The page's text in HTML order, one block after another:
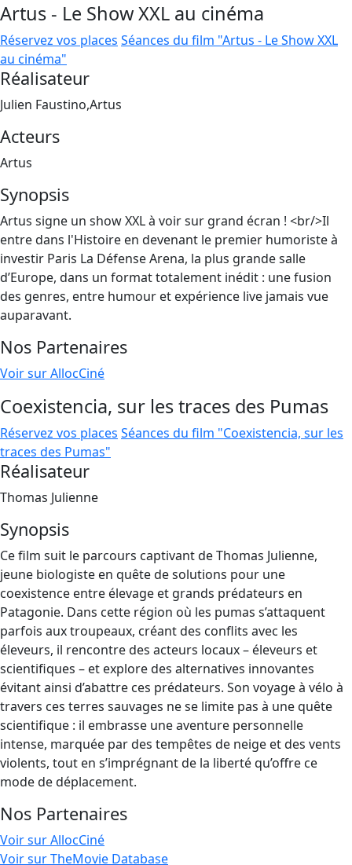
Artus - Le Show XXL au cinéma
Réservez vos places Séances du film "Artus - Le Show XXL
au cinéma"
Réalisateur
Julien Faustino,Artus
Acteurs
Artus
Synopsis
Artus signe un show XXL à voir sur grand écran ! <br/>Il
entre dans l'Histoire en devenant le premier humoriste à
investir Paris La Défense Arena, la plus grande salle
d’Europe, dans un format totalement inédit : une fusion
des genres, entre humour et expérience live jamais vue
auparavant.
Nos Partenaires
Voir sur AllocCiné
Coexistencia, sur les traces des Pumas
Réservez vos places Séances du film "Coexistencia, sur les
traces des Pumas"
Réalisateur
Thomas Julienne
Synopsis
Ce film suit le parcours captivant de Thomas Julienne,
jeune biologiste en quête de solutions pour une
coexistence entre élevage et grands prédateurs en
Patagonie. Dans cette région où les pumas s’attaquent
parfois aux troupeaux, créant des conflits avec les
éleveurs, il rencontre des acteurs locaux – éleveurs et
scientifiques – et explore des alternatives innovantes
évitant ainsi d’abattre ces prédateurs. Son voyage à vélo à
travers ces terres sauvages ne se limite pas à une quête
scientifique : il embrasse une aventure personnelle
intense, marquée par des tempêtes de neige et des vents
violents, tout en s’imprégnant de la liberté qu’offre ce
mode de déplacement.
Nos Partenaires
Voir sur AllocCiné
Voir sur TheMovie Database